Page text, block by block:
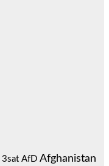
3sat AfD Afghanistan